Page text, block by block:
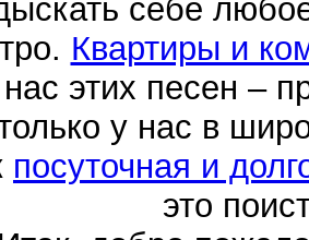
себе
Квартиры и
этих песен –
у нас в
посуточная и
это